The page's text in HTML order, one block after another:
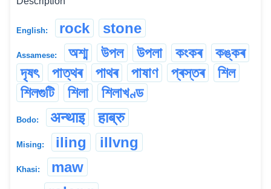
English: rock stone
Assamese: অশ্ম উপল উপলা কংকৰ
কঙ্কৰ
দৃষৎ
পাত্থৰ পাথৰ পাষাণ প্ৰস্তৰ
শিল
শিলগুটি
শিলা শিলাখণ্ড
Bodo: अन्थाइ हाब्रु
Mising: iling illvng
Khasi: maw